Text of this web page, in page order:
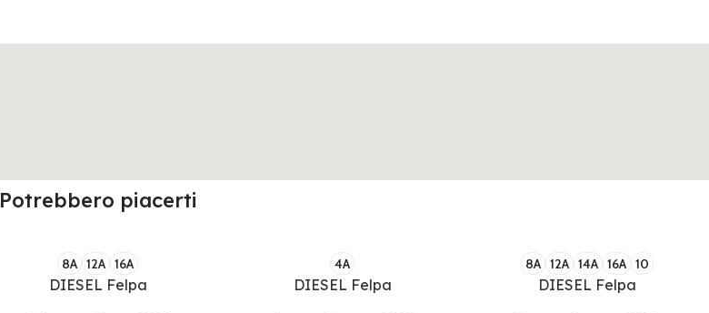
Potrebbero piacerti
8A 12A 16A
DIESEL Felpa
4A
DIESEL Felpa
8A 12A 14A 16A 10
DIESEL Felpa